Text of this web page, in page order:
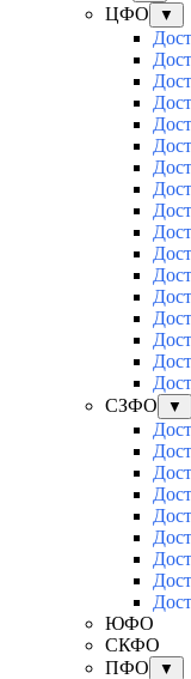
ЦФО ▼
СЗФО
▼
ЮФО
СКФО
ПФО
▼